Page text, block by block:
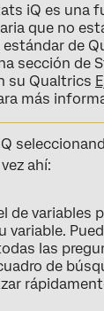
iQ es una
que no
estándar de
sección de
su Qualtrics
más
ahí:
de variables
variable.
las
de